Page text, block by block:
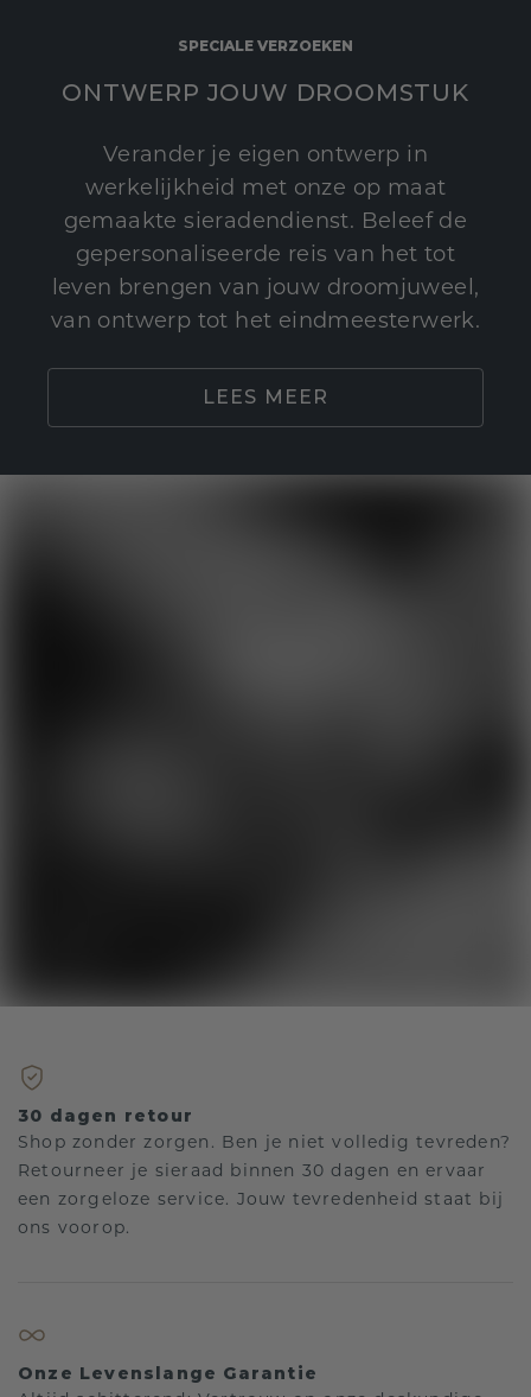
SPECIALE VERZOEKEN
ONTWERP JOUW DROOMSTUK
Verander je eigen ontwerp in
werkelijkheid met onze op maat
gemaakte sieradendienst. Beleef de
gepersonaliseerde reis van het tot
leven brengen van jouw droomjuweel,
van ontwerp tot het eindmeesterwerk.
LEES MEER
30 dagen retour
Shop zonder zorgen. Ben je niet volledig tevreden?
Retourneer je sieraad binnen 30 dagen en ervaar
een zorgeloze service. Jouw tevredenheid staat bij
ons voorop.
Onze Levenslange Garantie